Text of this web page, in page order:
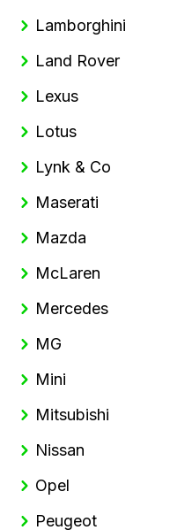
Lamborghini
Land Rover
Lexus
Lotus
Lynk & Co
Maserati
Mazda
McLaren
Mercedes
MG
Mini
Mitsubishi
Nissan
Opel
Peugeot